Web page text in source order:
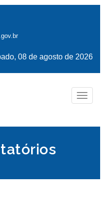
08 de agosto de 2026